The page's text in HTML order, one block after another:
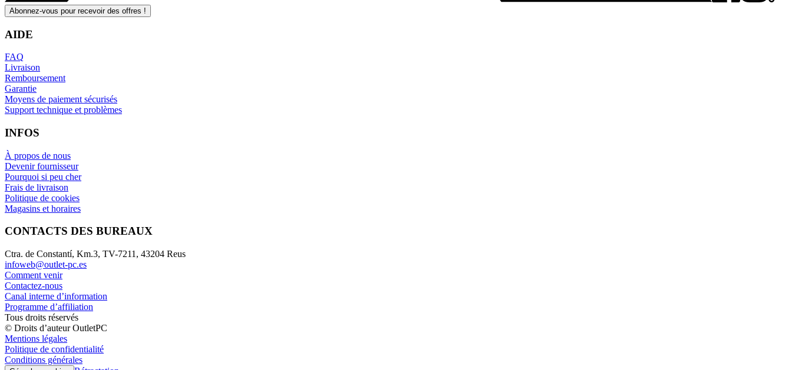
Abonnez-vous pour recevoir des offres !
AIDE
FAQ
Livraison
Remboursement
Garantie
Moyens de paiement sécurisés
Support technique et problèmes
INFOS
À propos de nous
Devenir fournisseur
Pourquoi si peu cher
Frais de livraison
Politique de cookies
Magasins et horaires
CONTACTS DES BUREAUX
Ctra. de Constantí, Km.3, TV-7211, 43204 Reus
infoweb@outlet-pc.es
Comment venir
Contactez-nous
Canal interne d’information
Programme d’affiliation
Tous droits réservés
© Droits d’auteur OutletPC
Mentions légales
Politique de confidentialité
Conditions générales